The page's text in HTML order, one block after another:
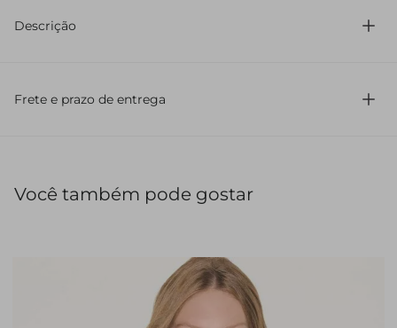
Descrição
Frete e prazo de entrega
Você também pode gostar